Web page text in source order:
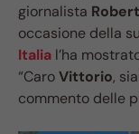
giornalista
occasione della
Italia l’ha
“CaroVittorio,
commento delle